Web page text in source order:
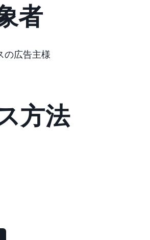
者
の広告主様
方法